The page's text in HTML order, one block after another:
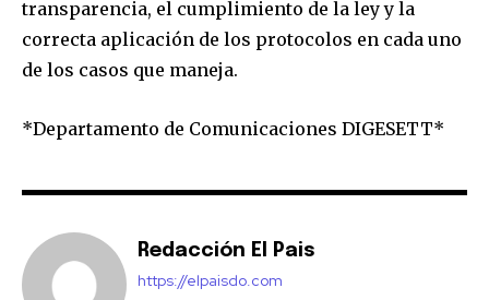
transparencia, el cumplimiento de la ley y la
correcta aplicación de los protocolos en cada uno
de los casos que maneja.
*Departamento de Comunicaciones DIGESETT*
Redacción El Pais
https://elpaisdo.com